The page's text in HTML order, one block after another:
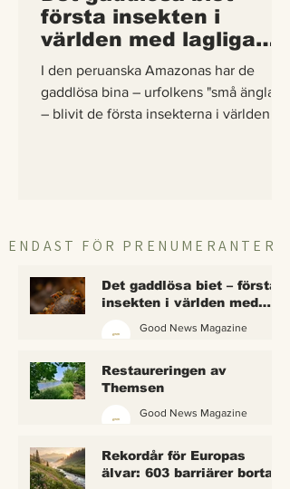
första insekten i
världen med lagliga
rättigheter
I den peruanska Amazonas har de
gaddlösa bina – urfolkens "små änglar"
– blivit de första insekterna i världen att
ENDAST FÖR PRENUMERANTER
Det gaddlösa biet – första
insekten i världen med
Good News Magazine
Restaureringen av
Themsen
Good News Magazine
Rekordår för Europas
älvar: 603 barriärer borta